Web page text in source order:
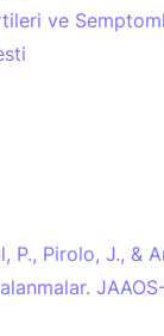
ve
P., Pirolo, J., &